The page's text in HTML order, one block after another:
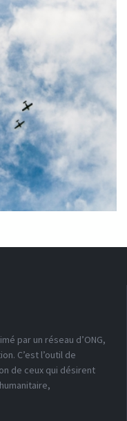
par un réseau d’ONG,
C’est l’outil de
de ceux qui désirent